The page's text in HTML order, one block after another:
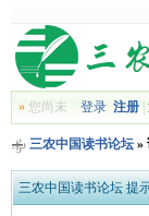
»您尚未 登录 注册|
三农中国读书论坛»
三农中国读书论坛 提